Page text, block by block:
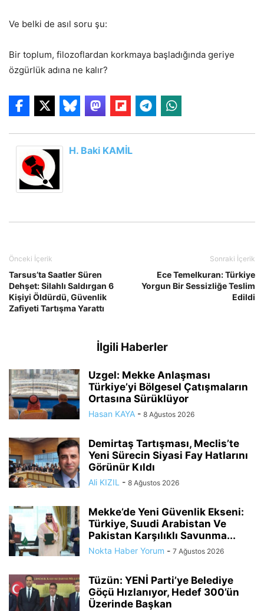
Ve belki de asıl soru şu:
Bir toplum, filozoflardan korkmaya başladığında geriye
özgürlük adına ne kalır?
H. Baki KAMİL
Önceki İçerik
Tarsus’ta Saatler Süren
Dehşet: Silahlı Saldırgan 6
Kişiyi Öldürdü, Güvenlik
Zafiyeti Tartışma Yarattı
Sonraki İçerik
Ece Temelkuran: Türkiye
Yorgun Bir Sessizliğe Teslim
Edildi
İlgili Haberler
Uzgel: Mekke Anlaşması
Türkiye’yi Bölgesel Çatışmaların
Ortasına Sürüklüyor
Hasan KAYA - 8 Ağustos 2026
Demirtaş Tartışması, Meclis’te
Yeni Sürecin Siyasi Fay Hatlarını
Görünür Kıldı
Ali KIZIL - 8 Ağustos 2026
Mekke’de Yeni Güvenlik Ekseni:
Türkiye, Suudi Arabistan Ve
Pakistan Karşılıklı Savunma...
Nokta Haber Yorum - 7 Ağustos 2026
Tüzün: YENİ Parti’ye Belediye
Göçü Hızlanıyor, Hedef 300’ün
Üzerinde Başkan